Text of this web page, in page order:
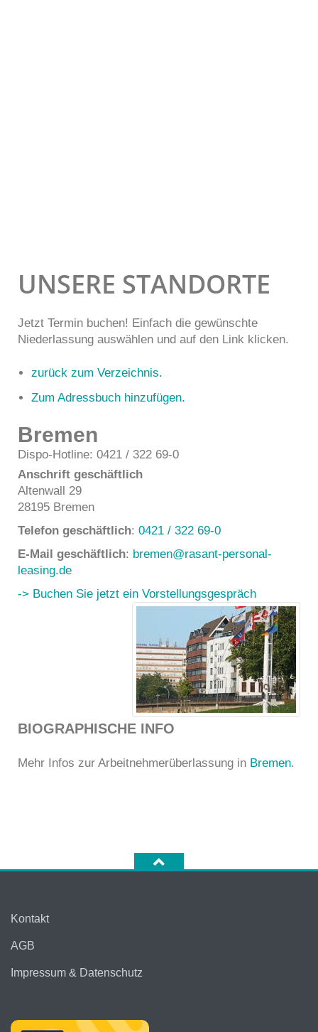
UNSERE STANDORTE
Jetzt Termin buchen! Einfach die gewünschte
Niederlassung auswählen und auf den Link klicken.
zurück zum Verzeichnis.
Zum Adressbuch hinzufügen.
Bremen
Dispo-Hotline: 0421 / 322 69-0
Anschrift geschäftlich
Altenwall 29
28195 Bremen
Telefon geschäftlich: 0421 / 322 69-0
E-Mail geschäftlich: bremen@rasant-personal-
leasing.de
-> Buchen Sie jetzt ein Vorstellungsgespräch
BIOGRAPHISCHE INFO
Mehr Infos zur Arbeitnehmerüberlassung in Bremen.
Kontakt
AGB
Impressum & Datenschutz